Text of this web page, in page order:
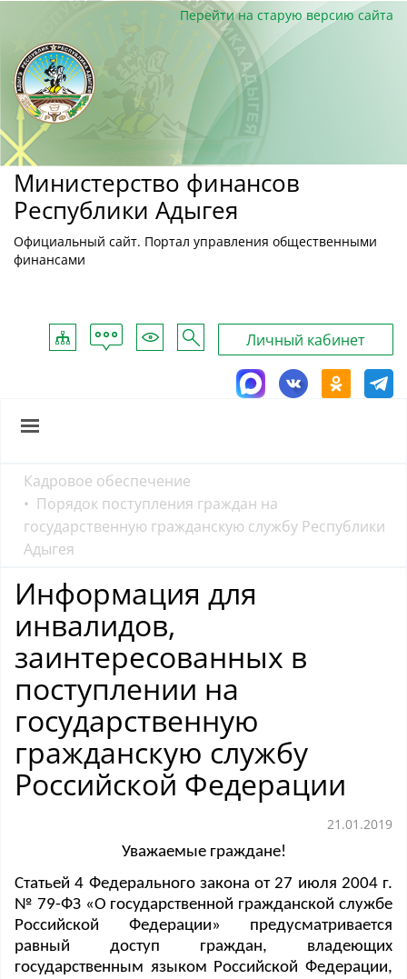
Министерство финансов
Республики Адыгея
Официальный сайт. Портал управления общественными
финансами
Карта
сайта
Обратная
связь
Для
слабовидящих
Поиск
Личный кабинет
ВКонтакте
MAX
Перейти на старую версию сайта
Кадровое обеспечение
Порядок поступления граждан на
государственную гражданскую службу Республики
Адыгея
Информация для
инвалидов,
заинтересованных в
поступлении на
государственную
гражданскую службу
Российской Федерации
21.01.2019
Уважаемые граждане!
Статьей 4 Федерального закона от 27 июля 2004 г.
№ 79-ФЗ «О государственной гражданской службе
Российской Федерации» предусматривается
равный доступ граждан, владеющих
государственным языком Российской Федерации,